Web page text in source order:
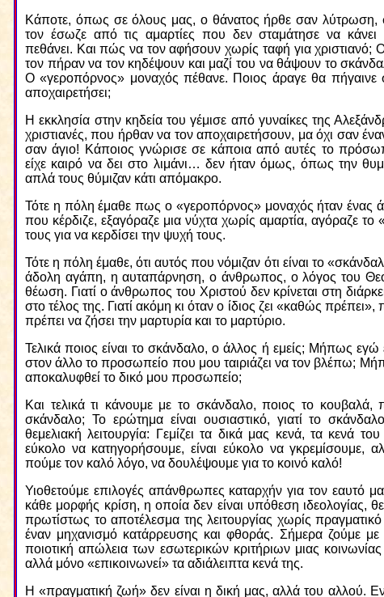
Κάποτε, όπως σε όλους μας, ο θάνατος ήρθε σαν
τον έσωζε από τις αμαρτίες που δεν σταμάτησε να κάνει
πεθάνει. Και πώς να τον αφήσουν χωρίς ταφή για χριστιανό;
τον πήραν να τον κηδέψουν και μαζί του να θάψουν το
Ο «γεροπόρνος» μοναχός πέθανε. Ποιος άραγε θα πήγαινε
αποχαιρετήσει;
Η εκκλησία στην κηδεία του γέμισε από γυναίκες της
χριστιανές, που ήρθαν να τον αποχαιρετήσουν, μα όχι σαν
σαν άγιο! Κάποιος γνώρισε σε κάποια από αυτές το
είχε καιρό να δει στο λιμάνι… δεν ήταν όμως, όπως την
απλά τους θύμιζαν κάτι απόμακρο.
Τότε η πόλη έμαθε πως ο «γεροπόρνος» μοναχός ήταν ένας
που κέρδιζε, εξαγόραζε μια νύχτα χωρίς αμαρτία, αγόραζε
τους για να κερδίσει την ψυχή τους.
Τότε η πόλη έμαθε, ότι αυτός που νόμιζαν ότι είναι το
άδολη αγάπη, η αυταπάρνηση, ο άνθρωπος, ο λόγος του
θέωση. Γιατί ο άνθρωπος του Χριστού δεν κρίνεται στη
στο τέλος της. Γιατί ακόμη κι όταν ο ίδιος ζει «καθώς πρέπει»,
πρέπει να ζήσει την μαρτυρία και το μαρτύριο.
Τελικά ποιος είναι το σκάνδαλο, ο άλλος ή εμείς; Μήπως εγώ
στον άλλο το προσωπείο που μου ταιριάζει να τον βλέπω;
αποκαλυφθεί το δικό μου προσωπείο;
Και τελικά τι κάνουμε με το σκάνδαλο, ποιος το κουβαλά,
σκάνδαλο; Το ερώτημα είναι ουσιαστικό, γιατί το
θεμελιακή λειτουργία: Γεμίζει τα δικά μας κενά, τα κενά
εύκολο να κατηγορήσουμε, είναι εύκολο να γκρεμίσουμε,
πούμε τον καλό λόγο, να δουλέψουμε για το κοινό καλό!
Υιοθετούμε επιλογές απάνθρωπες καταρχήν για τον εαυτό
κάθε μορφής κρίση, η οποία δεν είναι υπόθεση ιδεολογίας,
πρωτίστως το αποτέλεσμα της λειτουργίας χωρίς
έναν μηχανισμό κατάρρευσης και φθοράς. Σήμερα ζούμε με
ποιοτική απώλεια των εσωτερικών κριτήριων μιας
αλλά μόνο «επικοινωνεί» τα αδιάλειπτα κενά της.
Η «πραγματική ζωή» δεν είναι η δική μας, αλλά του αλλού.